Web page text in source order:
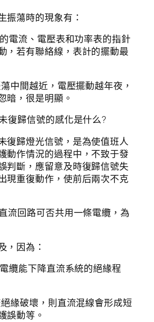
振蕩時的現象有：
電流、電壓表和功率表的指針
，若有聯絡線，表計的擺動最
中間越近，電壓擺動越年夜，
暗，很是明顯。
復歸信號的感化是什么?
復歸燈光信號，是為使值班人
動作情況的過程中，不致于發
判斷，應留意及時復歸信號失
現重復動作，使前后兩次不克
流回路可否共用一條電纜，為
，因為：
纜能下降直流系統的絕緣程
緣破壞，則直流混線會形成短
誤動等。